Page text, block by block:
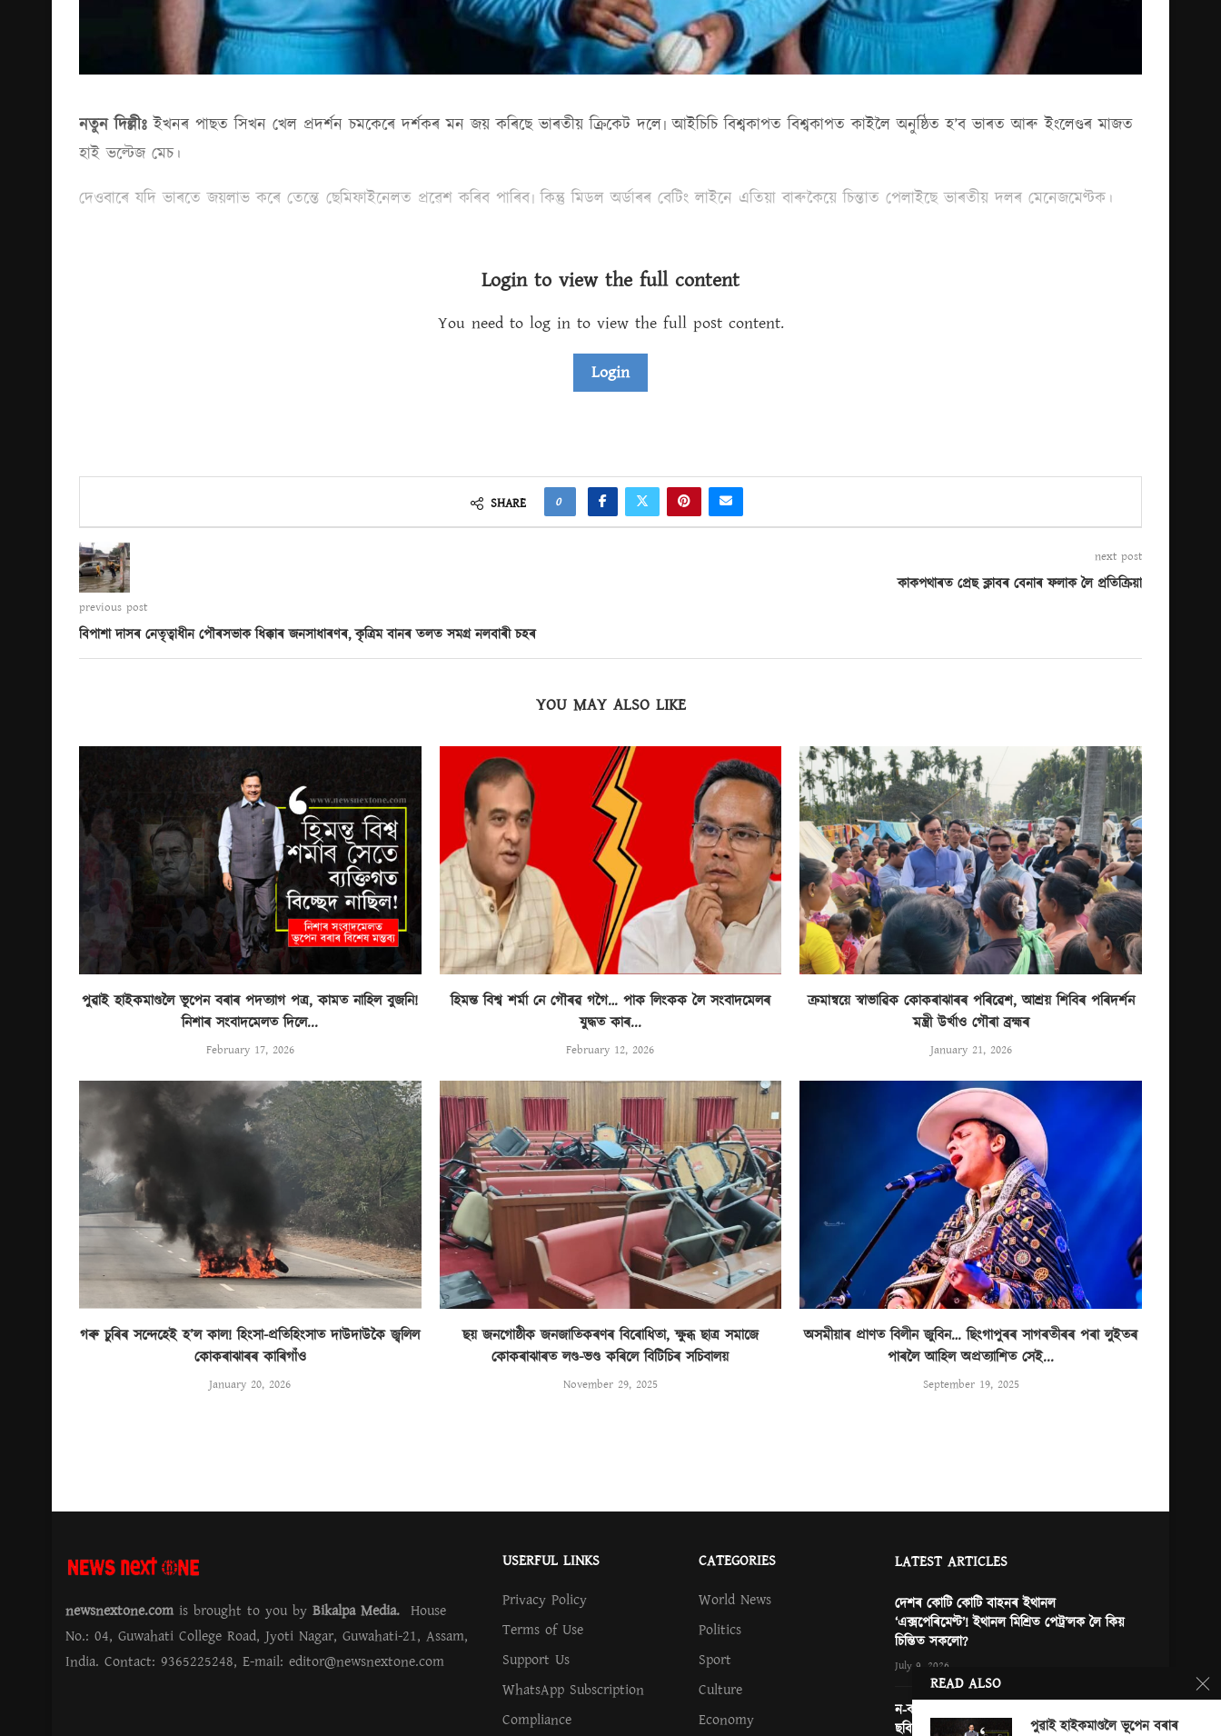
নতুন দিল্লীঃ ইখনৰ পাছত সিখন খেল প্ৰদৰ্শন চমকেৰে দৰ্শকৰ মন জয় কৰিছে ভাৰতীয় ক্ৰিকেট দলে৷ আইচিচি বিশ্বকাপত বিশ্বকাপত কাইলৈ অনুষ্ঠিত হ’ব ভাৰত আৰু ইংলেণ্ডৰ মাজত
হাই ভল্টেজ মেচ।
দেওবাৰে যদি ভাৰতে জয়লাভ কৰে তেন্তে ছেমিফাইনেলত প্ৰৱেশ কৰিব পাৰিব৷ কিন্তু মিডল অৰ্ডাৰৰ বেটিং লাইনে এতিয়া বাৰুকৈয়ে চিন্তাত পেলাইছে ভাৰতীয় দলৰ মেনেজমেণ্টক।
Login to view the full content
You need to log in to view the full post content.
Login
SHARE 0
previous post
বিপাশা দাসৰ নেতৃত্বাধীন পৌৰসভাক ধিক্কাৰ জনসাধাৰণৰ, কৃত্ৰিম বানৰ তলত সমগ্ৰ নলবাৰী চহৰ
next post
কাকপথাৰত প্ৰেছ ক্লাবৰ বেনাৰ ফলাক লৈ প্ৰতিক্ৰিয়া
YOU MAY ALSO LIKE
পুৱাই হাইকমাণ্ডলৈ ভূপেন বৰাৰ পদত্যাগ পত্ৰ, কামত নাহিল বুজনি!
নিশাৰ সংবাদমেলত দিলে...
February 17, 2026
হিমন্ত বিশ্ব শৰ্মা নে গৌৰৱ গগৈ… পাক লিংকক লৈ সংবাদমেলৰ
যুদ্ধত কাৰ...
February 12, 2026
ক্ৰমান্বয়ে স্বাভাৱিক কোকৰাঝাৰৰ পৰিৱেশ, আশ্ৰয় শিবিৰ পৰিদৰ্শন
মন্ত্ৰী উৰ্খাও গৌৰা ব্ৰহ্মৰ
January 21, 2026
গৰু চুৰিৰ সন্দেহেই হ’ল কাল! হিংসা-প্ৰতিহিংসাত দাউদাউকৈ জ্বলিল
কোকৰাঝাৰৰ কাৰিগাঁও
January 20, 2026
ছয় জনগোষ্ঠীক জনজাতিকৰণৰ বিৰোধিতা, ক্ষুব্ধ ছাত্ৰ সমাজে
কোকৰাঝাৰত লণ্ড-ভণ্ড কৰিলে বিটিচিৰ সচিবালয়
November 29, 2025
অসমীয়াৰ প্ৰাণত বিলীন জুবিন… ছিংগাপুৰৰ সাগৰতীৰৰ পৰা লুইতৰ
পাৰলৈ আহিল অপ্ৰত্যাশিত সেই...
September 19, 2025
newsnextone.com is brought to you by Bikalpa Media. House
No.: 04, Guwahati College Road, Jyoti Nagar, Guwahati-21, Assam,
India. Contact: 9365225248, E-mail: editor@newsnextone.com
USERFUL LINKS
Privacy Policy
Terms of Use
Support Us
WhatsApp Subscription
Compliance
CATEGORIES
World News
Politics
Sport
Culture
Economy
LATEST ARTICLES
দেশৰ কোটি কোটি বাহনৰ ইথানল
‘এক্সপেৰিমেণ্ট’! ইথানল মিশ্ৰিত পেট্ৰ’লক লৈ কিয়
চিন্তিত সকলো?
July 9, 2026
ন-কইনাৰ দৰে সজোৱা চহৰ, মচি পেলোৱা এখন
ছবি আৰু নতুন দিল্লীত জাপানৰ প্ৰধানমন্ত্ৰী… কি
READ ALSO
পুৱাই হাইকমাণ্ডলৈ ভূপেন বৰাৰ